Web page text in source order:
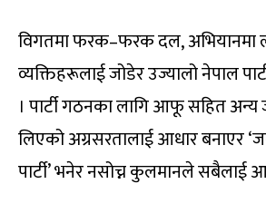
विगतमा फरक–फरक दल,अभियानमा
व्यक्तिहरूलाई जोडेर उज्यालो नेपाल
। पार्टी गठनका लागि आफू सहित
लिएको अग्रसरतालाई आधार बनाएर‘
पार्टी’भनेर नसोच्न कुलमानले सबैलाई